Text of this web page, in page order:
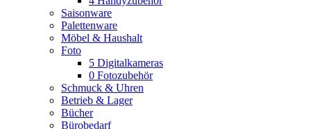
Saisonware
Palettenware
Möbel & Haushalt
Foto
5 Digitalkameras
0 Fotozubehör
Schmuck & Uhren
Betrieb & Lager
Bücher
Bürobedarf